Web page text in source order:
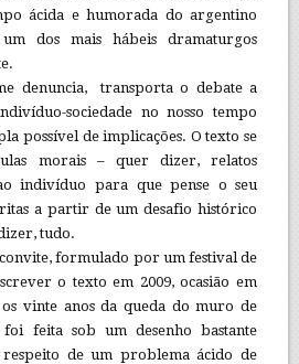
ácida e humorada do argentino
dos mais hábeis dramaturgos
denuncia, transporta o debate a
sociedade no nosso tempo
possível de implicações. O texto se
morais – quer dizer, relatos
indivíduo para que pense o seu
a partir de um desafio histórico
tudo.
formulado por um festival de
o texto em 2009, ocasião em
vinte anos da queda do muro de
feita sob um desenho bastante
de um problema ácido de